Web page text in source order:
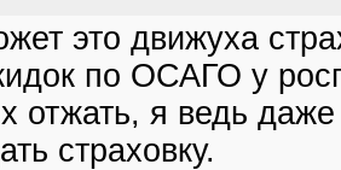
это движуха
по ОСАГО у
отжать, я ведь
страховку.